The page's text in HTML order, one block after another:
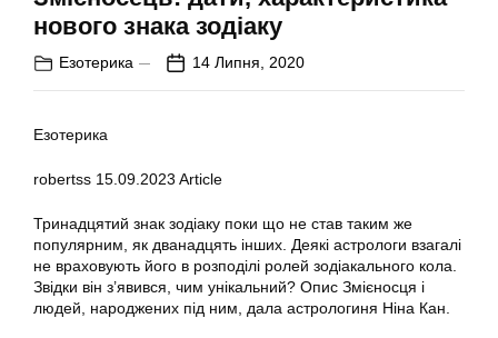
нового знака зодіаку
Езотерика 14 Липня, 2020
Езотерика
robertss 15.09.2023 Article
Тринадцятий знак зодіаку поки що не став таким же
популярним, як дванадцять інших. Деякі астрологи взагалі
не враховують його в розподілі ролей зодіакального кола.
Звідки він з’явився, чим унікальний? Опис Змієносця і
людей, народжених під ним, дала астрологиня Ніна Кан.